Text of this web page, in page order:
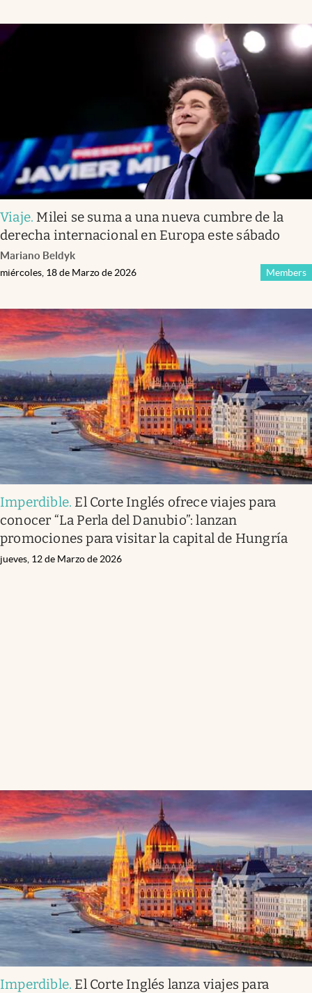
Viaje. Milei se suma a una nueva cumbre de la
derecha internacional en Europa este sábado
Mariano Beldyk
Members
miércoles, 18 de Marzo de 2026
Imperdible. El Corte Inglés ofrece viajes para
conocer “La Perla del Danubio”: lanzan
promociones para visitar la capital de Hungría
jueves, 12 de Marzo de 2026
Imperdible. El Corte Inglés lanza viajes para